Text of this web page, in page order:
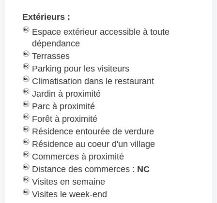
Extérieurs :
Espace extérieur accessible à toute
dépendance
Terrasses
Parking pour les visiteurs
Climatisation dans le restaurant
Jardin à proximité
Parc à proximité
Forêt à proximité
Résidence entourée de verdure
Résidence au coeur d'un village
Commerces à proximité
Distance des commerces : NC
Visites en semaine
Visites le week-end